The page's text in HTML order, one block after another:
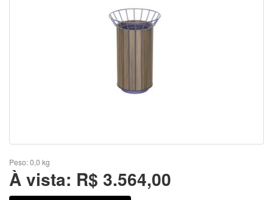
Peso:0,0 kg
À vista: R$ 3.564,00